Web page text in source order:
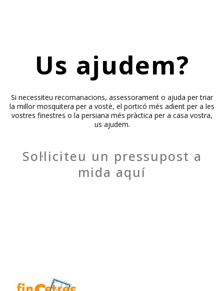
Us ajudem?
Si necessiteu recomanacions, assessorament o ajuda per triar
la millor mosquitera per a vostè, el porticó més adient per a les
vostres finestres o la persiana més pràctica per a casa vostra,
us ajudem.
Sol·liciteu un pressupost a
mida aquí